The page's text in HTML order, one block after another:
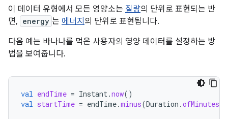
이 데이터 유형에서 모든 영양소는 질량의 단위로 표현되는 반
면, energy 는 에너지 의 단위로 표현됩니다.
다음 예는 바나나를 먹은 사용자의 영양 데이터를 설정하는 방
법을 보여줍니다.
val endTime = Instant.now()
val startTime = endTime.minus(Duration .ofMinutes